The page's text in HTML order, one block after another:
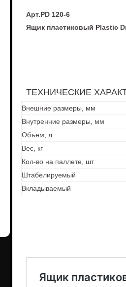
Арт.PD 120-6
Ящик пластиковый Plastic
ТЕХНИЧЕСКИЕ
Внешние размеры, мм
Внутренние размеры, мм
Объем, л
Вес, кг
Кол-во на паллете, шт
Штабелируемый
Вкладываемый